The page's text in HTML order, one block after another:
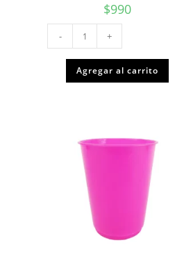
$990
Carpeta
oficio
con
acoclip
o
gusano
amarillo
- +
Agregar al carrito